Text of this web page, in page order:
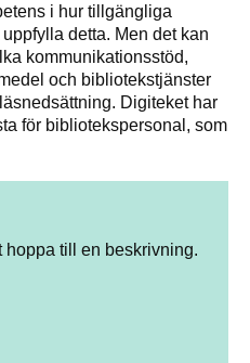
i hur tillgängliga
detta. Men det kan
kommunikationsstöd,
och bibliotekstjänster
Digiteket har
för bibliotekspersonal, som
hoppa till en beskrivning.